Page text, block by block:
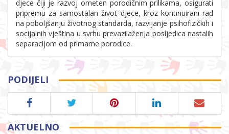
djece čiji je razvoj ometen porodičnim prilikama, osigurati
pripremu za samostalan život djece, kroz kontinuirani rad
na poboljšanju životnog standarda, razvijanje psihofizičkih i
socijalnih vještina u svrhu prevazilaženja posljedica nastalih
separacijom od primarne porodice.
PODIJELI
AKTUELNO